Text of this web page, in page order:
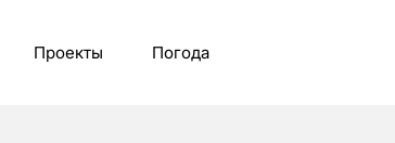
Проекты Погода